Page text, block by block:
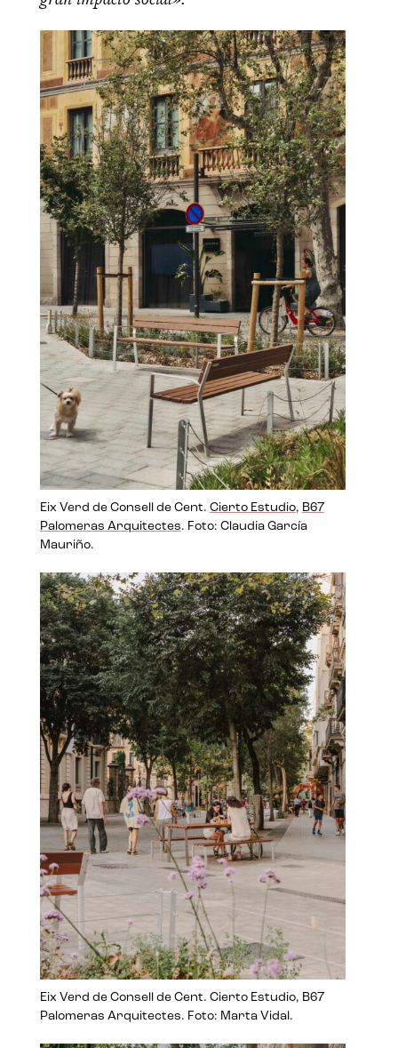
Eix Verd de Consell de Cent. Cierto Estudio, B67
Palomeras Arquitectes. Foto: Claudia García
Mauriño.
Eix Verd de Consell de Cent. Cierto Estudio, B67
Palomeras Arquitectes. Foto: Marta Vidal.